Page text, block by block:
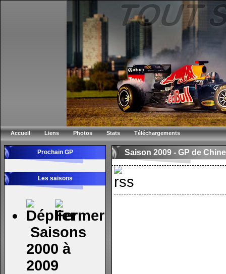
Accueil Liens Photos Stats Téléchargements
Prochain GP
Les saisons
Saisons
2000 à
2009
Saison 2009 - GP de Chine